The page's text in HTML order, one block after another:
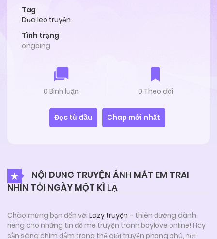
Tag
Dưa leo truyện
Tình trạng
ongoing
0 Bình luận 0 Theo dõi
Đọc từ đầu Chap mới nhất
NỘI DUNG TRUYỆN ÁNH MẮT EM TRAI
NHÌN TÔI NGÀY MỘT KÌ LẠ
Chào mừng bạn đến với Lazy truyện – thiên đường dành
riêng cho những tín đồ mê truyện tranh boylove online! Hãy
sẵn sàng chìm đắm trong thế giới truyện phong phú, nơi